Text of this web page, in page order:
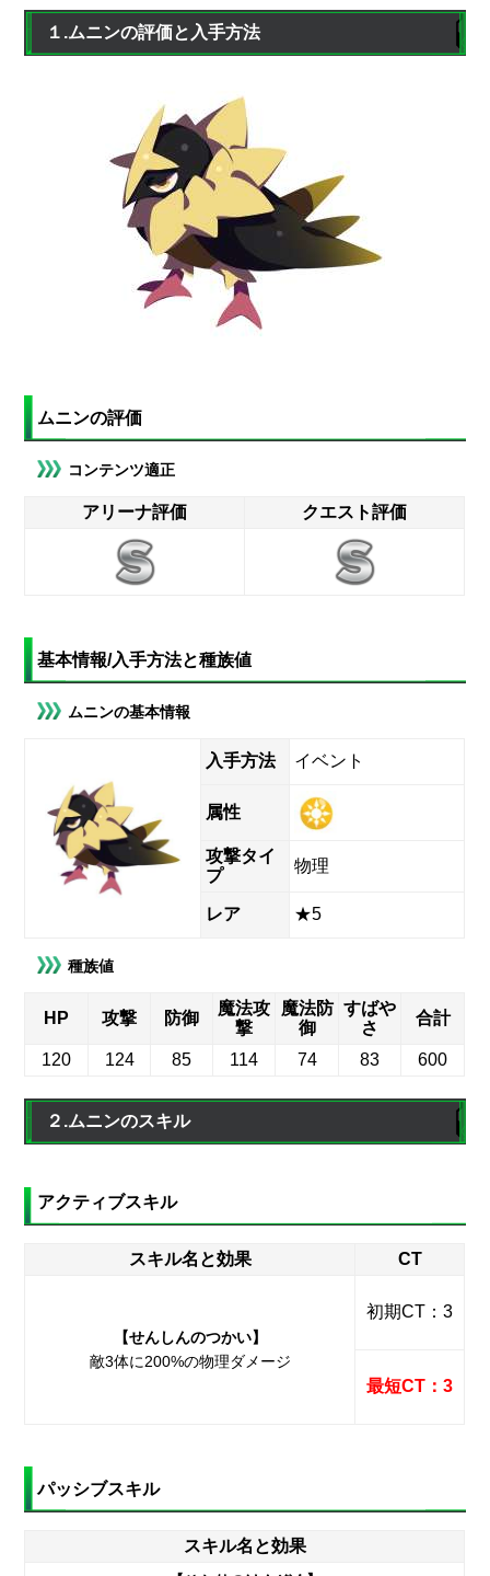
１.ムニンの評価と入手方法
ムニンの評価
コンテンツ適正
アリーナ評価 クエスト評価
基本情報/入手方法と種族値
ムニンの基本情報
入手方法 イベント
属性
攻撃タイ
プ
物理
レア ★5
種族値
HP 攻撃 防御
魔法攻
撃
魔法防
御
すばや
さ
合計
120 124 85 114 74 83 600
２.ムニンのスキル
アクティブスキル
スキル名と効果 CT
【せんしんのつかい】
敵3体に200%の物理ダメージ
初期CT：3
最短CT：3
パッシブスキル
スキル名と効果